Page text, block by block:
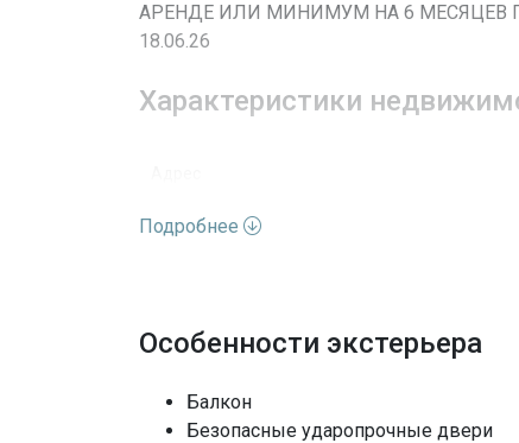
АРЕНДЕ ИЛИ МИНИМУМ НА 6 МЕСЯЦЕВ
18.06.26
Характеристики
Улица
Вид недвижимости
Этажей
Подробнее
Особенности экстерьера
Балкон
Безопасные ударопрочные двери